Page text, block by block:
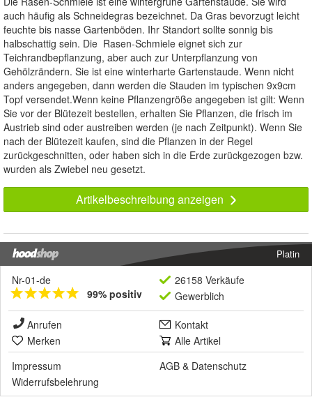
auch häufig als Schneidegras bezeichnet. Da Gras bevorzugt leicht
feuchte bis nasse Gartenböden. Ihr Standort sollte sonnig bis
halbschattig sein. Die Rasen-Schmiele eignet sich zur
Teichrandbepflanzung, aber auch zur Unterpflanzung von
Gehölzrändern. Sie ist eine winterharte Gartenstaude. Wenn nicht
anders angegeben, dann werden die Stauden im typischen 9x9cm
Topf versendet.Wenn keine Pflanzengröße angegeben ist gilt: Wenn
Sie vor der Blütezeit bestellen, erhalten Sie Pflanzen, die frisch im
Austrieb sind oder austreiben werden (je nach Zeitpunkt). Wenn Sie
nach der Blütezeit kaufen, sind die Pflanzen in der Regel
zurückgeschnitten, oder haben sich in die Erde zurückgezogen bzw.
wurden als Zwiebel neu gesetzt.
Artikelbeschreibung anzeigen
Platin
Nr-01-de
99% positiv
26158 Verkäufe
Gewerblich
Anrufen
Kontakt
Merken
Alle Artikel
Impressum
AGB & Datenschutz
Widerrufsbelehrung